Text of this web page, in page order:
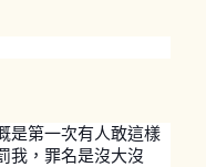
是第一次有人敢這樣
我，罪名是沒大沒